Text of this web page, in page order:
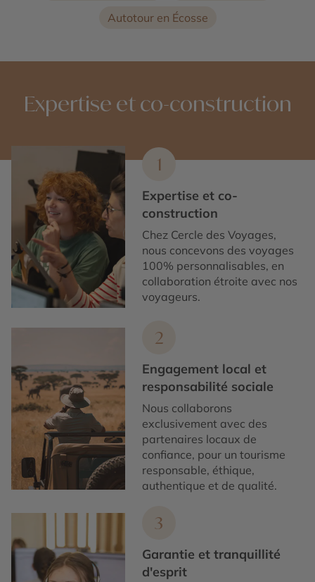
Autotour en Écosse
Expertise et co-construction
1
Expertise et co-
construction
Chez Cercle des Voyages,
nous concevons des voyages
100% personnalisables, en
collaboration étroite avec nos
voyageurs.
2
Engagement local et
responsabilité sociale
Nous collaborons
exclusivement avec des
partenaires locaux de
confiance, pour un tourisme
responsable, éthique,
authentique et de qualité.
3
Garantie et tranquillité
d'esprit